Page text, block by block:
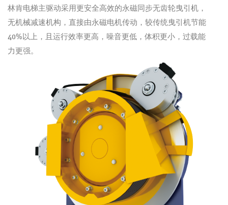
林肯电梯主驱动采用更安全高效的永磁同步无齿轮曳引机，
无机械减速机构，直接由永磁电机传动，较传统曳引机节能
40%以上，且运行效率更高，噪音更低，体积更小，过载能
力更强。